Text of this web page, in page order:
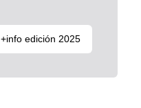
+info edición 2025